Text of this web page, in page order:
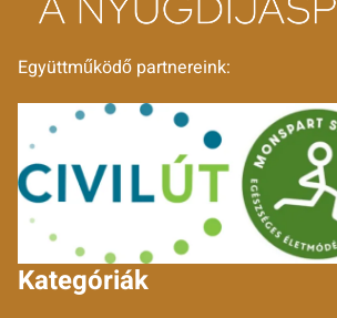
Együttműködő partnereink:
Kategóriák